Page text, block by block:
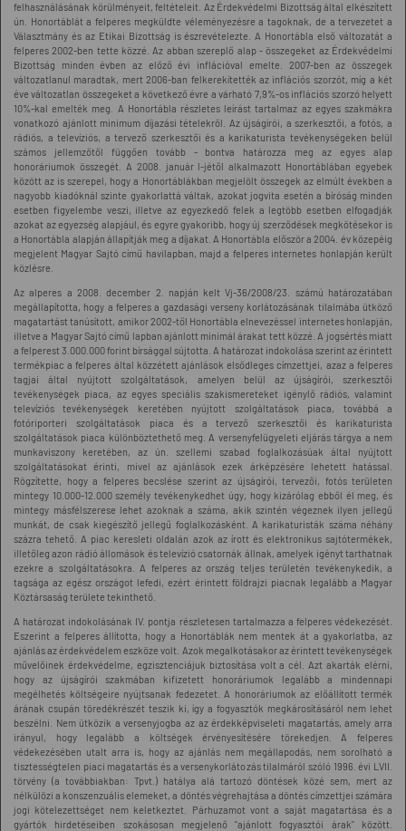
felhasználásának körülményeit, feltételeit. Az Érdekvédelmi Bizottság által elkészített
ún. Honortáblát a felperes megküldte véleményezésre a tagoknak, de a tervezetet a
Választmány és az Etikai Bizottság is észrevételezte. A Honortábla első változatát a
felperes 2002-ben tette közzé. Az abban szereplő alap - összegeket az Érdekvédelmi
Bizottság minden évben az előző évi inflációval emelte. 2007-ben az összegek
változatlanul maradtak, mert 2006-ban felkerekítették az inflációs szorzót, míg a két
éve változatlan összegeket a következő évre a várható 7,9%-os inflációs szorzó helyett
10%-kal emelték meg. A Honortábla részletes leírást tartalmaz az egyes szakmákra
vonatkozó ajánlott minimum díjazási tételekről. Az újságírói, a szerkesztői, a fotós, a
rádiós, a televíziós, a tervező szerkesztői és a karikaturista tevékenységeken belül
számos jellemzőtől függően tovább - bontva határozza meg az egyes alap
honoráriumok összegét. A 2008. január l-jétől alkalmazott Honortáblában egyebek
között az is szerepel, hogy a Honortáblákban megjelölt összegek az elmúlt években a
nagyobb kiadóknál szinte gyakorlattá váltak, azokat jogvita esetén a bíróság minden
esetben figyelembe veszi, illetve az egyezkedő felek a legtöbb esetben elfogadják
azokat az egyezség alapjául, és egyre gyakoribb, hogy új szerződések megkötésekor is
a Honortábla alapján állapítják meg a díjakat. A Honortábla először a 2004. év közepéig
megjelent Magyar Sajtó című havilapban, majd a felperes internetes honlapján került
közlésre.
Az alperes a 2008. december 2. napján kelt Vj-36/2008/23. számú határozatában
megállapította, hogy a felperes a gazdasági verseny korlátozásának tilalmába ütköző
magatartást tanúsított, amikor 2002-től Honortábla elnevezéssel internetes honlapján,
illetve a Magyar Sajtó című lapban ajánlott minimál árakat tett közzé. A jogsértés miatt
a felperest 3.000.000 forint bírsággal sújtotta. A határozat indokolása szerint az érintett
termékpiac a felperes által közzétett ajánlások elsődleges címzettjei, azaz a felperes
tagjai által nyújtott szolgáltatások, amelyen belül az újságírói, szerkesztői
tevékenységek piaca, az egyes speciális szakismereteket igénylő rádiós, valamint
televíziós tevékenységek keretében nyújtott szolgáltatások piaca, továbbá a
fotóriporteri szolgáltatások piaca és a tervező szerkesztői és karikaturista
szolgáltatások piaca különböztethető meg. A versenyfelügyeleti eljárás tárgya a nem
munkaviszony keretében, az ún. szellemi szabad foglalkozásúak által nyújtott
szolgáltatásokat érinti, mivel az ajánlások ezek árképzésére lehetett hatással.
Rögzítette, hogy a felperes becslése szerint az újságírói, tervezői, fotós területen
mintegy 10.000-12.000 személy tevékenykedhet úgy, hogy kizárólag ebből él meg, és
mintegy másfélszerese lehet azoknak a száma, akik szintén végeznek ilyen jellegű
munkát, de csak kiegészítő jellegű foglalkozásként. A karikaturisták száma néhány
százra tehető. A piac keresleti oldalán azok az írott és elektronikus sajtótermékek,
illetőleg azon rádió állomások és televízió csatornák állnak, amelyek igényt tarthatnak
ezekre a szolgáltatásokra. A felperes az ország teljes területén tevékenykedik, a
tagsága az egész országot lefedi, ezért érintett földrajzi piacnak legalább a Magyar
Köztársaság területe tekinthető.
A határozat indokolásának IV. pontja részletesen tartalmazza a felperes védekezését.
Eszerint a felperes állította, hogy a Honortáblák nem mentek át a gyakorlatba, az
ajánlás az érdekvédelem eszköze volt. Azok megalkotásakor az érintett tevékenységek
művelőinek érdekvédelme, egzisztenciájuk biztosítása volt a cél. Azt akarták elérni,
hogy az újságírói szakmában kifizetett honoráriumok legalább a mindennapi
megélhetés költségeire nyújtsanak fedezetet. A honoráriumok az előállított termék
árának csupán töredékrészét teszik ki, így a fogyasztók megkárosításáról nem lehet
beszélni. Nem ütközik a versenyjogba az az érdekképviseleti magatartás, amely arra
irányul, hogy legalább a költségek érvényesítésére törekedjen. A felperes
védekezésében utalt arra is, hogy az ajánlás nem megállapodás, nem sorolható a
tisztességtelen piaci magatartás és a versenykorlátozás tilalmáról szóló 1996. évi LVII.
törvény (a továbbiakban: Tpvt.) hatálya alá tartozó döntések közé sem, mert az
nélkülözi a konszenzuális elemeket, a döntés végrehajtása a döntés címzettjei számára
jogi kötelezettséget nem keletkeztet. Párhuzamot vont a saját magatartása és a
gyártók hirdetéseiben szokásosan megjelenő "ajánlott fogyasztói árak" között.